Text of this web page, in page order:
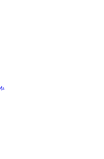
په تایلنډ کې د فوټبال د لوبې پر میدان د تندر پرېوتو له امله یوه لوبغاړي خپل ژوند له لاسه ورکړی.